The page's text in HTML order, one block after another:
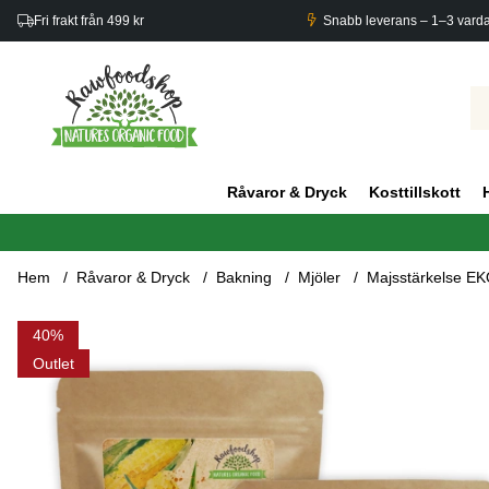
Fri frakt från 499 kr Snabb leverans – 1–3
Råvaror & Dryck Kosttillskott
Hem Råvaror & Dryck Bakning Mjöler Majsstärkelse
40
Outlet
Produktbilder Majsstärkelse EKO 1kg x 3 paket